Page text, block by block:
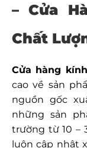
– Cửa
Chất
Cửa hàng
caovề sản
nguồn gốc
những sản
trường từ 10 –
luôn cập nhật